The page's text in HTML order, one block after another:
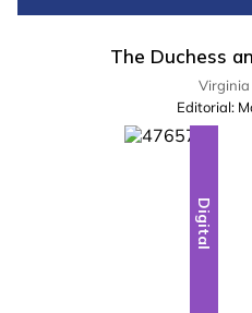
The Duchess
Virginia
Editorial:
Digital